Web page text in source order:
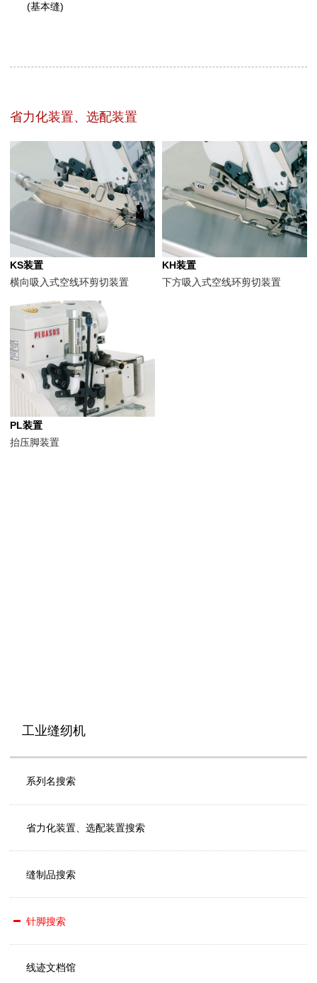
(基本缝)
省力化装置、选配装置
KS装置
横向吸入式空线环剪切装置
KH装置
下方吸入式空线环剪切装置
PL装置
抬压脚装置
工业缝纫机
系列名搜索
省力化装置、选配装置搜索
缝制品搜索
针脚搜索
线迹文档馆